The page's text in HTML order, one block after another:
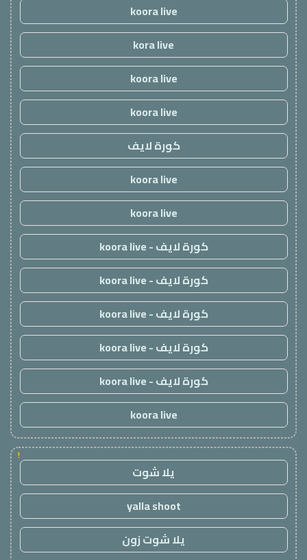
koora live
kora live
koora live
koora live
كورة لايف
koora live
koora live
كورة لايف - koora live
كورة لايف - koora live
كورة لايف - koora live
كورة لايف - koora live
كورة لايف - koora live
koora live
!
يلا شوت
yalla shoot
يلا شوت زون